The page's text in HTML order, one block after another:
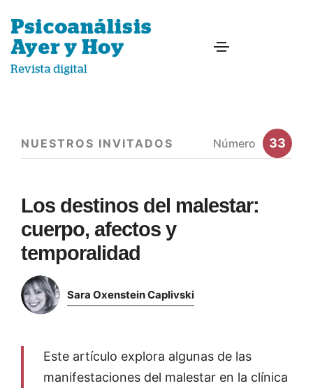
NUESTROS INVITADOS Número 33
Los destinos del malestar:
cuerpo, afectos y
temporalidad
Sara Oxenstein Caplivski
Este artículo explora algunas de las
manifestaciones del malestar en la clínica